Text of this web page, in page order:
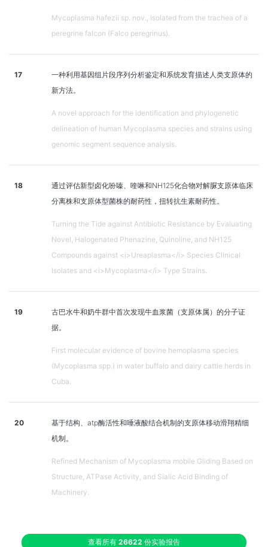
Mycoplasma hafezii sp. nov., isolated from the trachea of a
peregrine falcon (Falco peregrinus).
17
一种利用基因组片段序列分析鉴定和系统发育描述人类支原体的
新方法。
A novel approach for the identification and phylogenetic
delineation of human Mycoplasma species and strains using
genomic segment sequence analysis.
18
通过评估新型卤化吩嗪、喹啉和NH125化合物对解脲支原体临床
分离株和支原体型菌株的耐药性，扭转抗生素耐药性。
Turning the Tide against Antibiotic Resistance by Evaluating
Novel, Halogenated Phenazine, Quinoline, and NH125
Compounds against <i>Ureaplasma</i> Species Clinical
Isolates and <i>Mycoplasma</i> Type Strains.
19
古巴水牛和奶牛群中首次发现牛血浆菌（支原体属）的分子证
据。
First molecular evidence of bovine hemoplasma species
(Mycoplasma spp.) in water buffalo and dairy cattle herds in
Cuba.
20
基于结构、atp酶活性和唾液酸结合机制的支原体移动滑翔精细
机制。
Refined Mechanism of Mycoplasma mobile Gliding Based on
Structure, ATPase Activity, and Sialic Acid Binding of
Machinery.
查看所有 26622 份实验报告